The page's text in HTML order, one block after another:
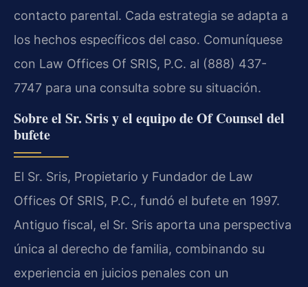
contacto parental. Cada estrategia se adapta a
los hechos específicos del caso. Comuníquese
con Law Offices Of SRIS, P.C. al (888) 437-
7747 para una consulta sobre su situación.
Sobre el Sr. Sris y el equipo de Of Counsel del
bufete
El Sr. Sris, Propietario y Fundador de Law
Offices Of SRIS, P.C., fundó el bufete en 1997.
Antiguo fiscal, el Sr. Sris aporta una perspectiva
única al derecho de familia, combinando su
experiencia en juicios penales con un